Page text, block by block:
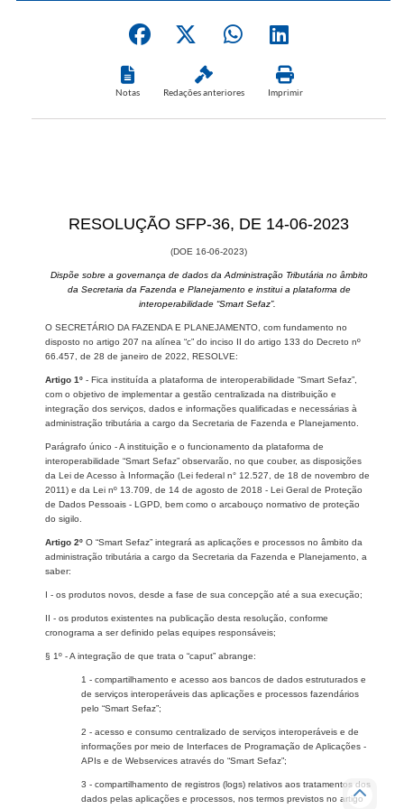
Notas Redações anteriores Imprimir
​​​RESOLUÇÃO SFP-36, DE 14​-06-2023
(DOE 16-0​6-2023)
Dispõe sobre​ a governança de dados da Administração Tributária no âmbito
da Secretaria da Fazenda e Planejamento e institui a plataforma de
interoperabilidade “Smart Sefaz”.
O SECRETÁRIO DA FAZENDA E PLANEJAMENTO, com fundamento no
disposto no artigo 207 na alínea “c” do inciso II do artigo 133 do Decreto nº
66.457, de 28 de janeiro de 2022, RESOLVE:
Artigo 1º - Fica instituída a plataforma de interoperabilidade “Smart Sefaz”,
com o objetivo de implementar a gestão centralizada na distribuição e
integração dos serviços, dados e informações qualificadas e necessárias à
administração tributária a cargo da Secretaria de Fazenda e Planejamento.
Parágrafo único - A instituição e o funcionamento da plataforma de
interoperabilidade “Smart Sefaz” observarão, no que couber, as disposições
da Lei de Acesso à Informação (Lei federal n° 12.527, de 18 de novembro de
2011) e da Lei nº 13.709, de 14 de agosto de 2018 - Lei Geral de Proteção
de Dados Pessoais - LGPD, bem como o arcabouço normativo de proteção
do sigilo.
Artigo 2º O “Smart Sefaz” integrará as aplicações e processos no âmbito da
administração tributária a cargo da Secretaria da Fazenda e Planejamento, a
saber:
I - os produtos novos, desde a fase de sua concepção até a sua execução;
II - os produtos existentes na publicação desta resolução, conforme
cronograma a ser definido pelas equipes responsáveis;
§ 1º - A integração de que trata o “caput” abrange:
1 - compartilhamento e acesso aos bancos de dados estruturados e
de serviços interoperáveis das aplicações e processos fazendários
pelo “Smart Sefaz”;
2 - acesso e consumo centralizado de serviços interoperáveis e de
informações por meio de Interfaces de Programação de Aplicações -
APIs e de Webservices através do “Smart Sefaz”;
3 - compartilhamento de registros (logs) relativos aos tratamentos dos
dados pelas aplicações e processos, nos termos previstos no artigo